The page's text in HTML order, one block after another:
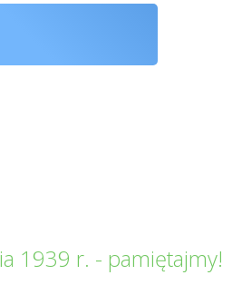
1939 r. - pamiętajmy!